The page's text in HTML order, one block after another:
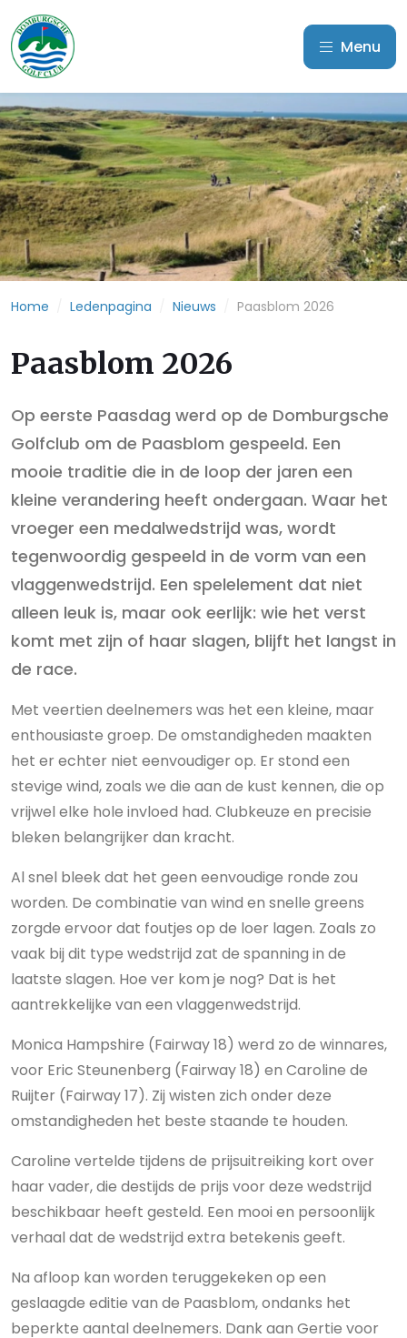
Menu
Home Ledenpagina Nieuws Paasblom 2026
Paasblom 2026
Op eerste Paasdag werd op de Domburgsche
Golfclub om de Paasblom gespeeld. Een
mooie traditie die in de loop der jaren een
kleine verandering heeft ondergaan. Waar het
vroeger een medalwedstrijd was, wordt
tegenwoordig gespeeld in de vorm van een
vlaggenwedstrijd. Een spelelement dat niet
alleen leuk is, maar ook eerlijk: wie het verst
komt met zijn of haar slagen, blijft het langst in
de race.
Met veertien deelnemers was het een kleine, maar
enthousiaste groep. De omstandigheden maakten
het er echter niet eenvoudiger op. Er stond een
stevige wind, zoals we die aan de kust kennen, die op
vrijwel elke hole invloed had. Clubkeuze en precisie
bleken belangrijker dan kracht.
Al snel bleek dat het geen eenvoudige ronde zou
worden. De combinatie van wind en snelle greens
zorgde ervoor dat foutjes op de loer lagen. Zoals zo
vaak bij dit type wedstrijd zat de spanning in de
laatste slagen. Hoe ver kom je nog? Dat is het
aantrekkelijke van een vlaggenwedstrijd.
Monica Hampshire (Fairway 18) werd zo de winnares,
voor Eric Steunenberg (Fairway 18) en Caroline de
Ruijter (Fairway 17). Zij wisten zich onder deze
omstandigheden het beste staande te houden.
Caroline vertelde tijdens de prijsuitreiking kort over
haar vader, die destijds de prijs voor deze wedstrijd
beschikbaar heeft gesteld. Een mooi en persoonlijk
verhaal dat de wedstrijd extra betekenis geeft.
Na afloop kan worden teruggekeken op een
geslaagde editie van de Paasblom, ondanks het
beperkte aantal deelnemers. Dank aan Gertie voor